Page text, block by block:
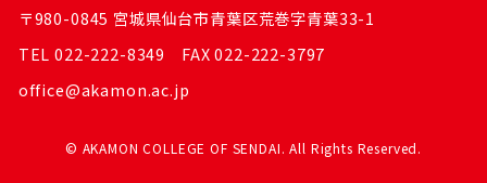
〒980-0845 宮城県仙台市青葉区荒巻字青葉33-1
TEL 022-222-8349 FAX 022-222-3797
office@akamon.ac.jp
© AKAMON COLLEGE OF SENDAI. All Rights Reserved.